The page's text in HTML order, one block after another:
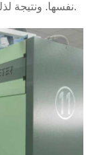
نفسها. ونتيجة لذلك ، فقد تلقى الثناء والتقدير من جميع العملاء.